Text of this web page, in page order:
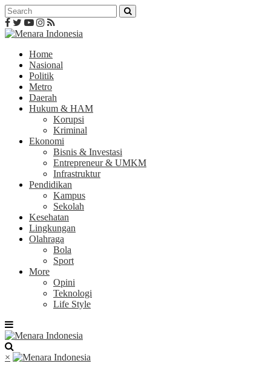
Home
Nasional
Politik
Metro
Daerah
Hukum & HAM
Korupsi
Kriminal
Ekonomi
Bisnis & Investasi
Entrepreneur & UMKM
Infrastruktur
Pendidikan
Kampus
Sekolah
Kesehatan
Lingkungan
Olahraga
Bola
Sport
More
Opini
Teknologi
Life Style
×